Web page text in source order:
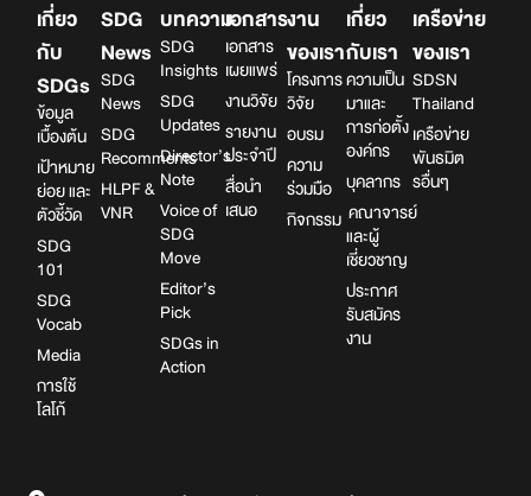
เกี่ยว
กับ
SDGs
ข้อมูล
เบื้องต้น
เป้าหมาย
ย่อย และ
ตัวชี้วัด
SDG
101
SDG
Vocab
Media
การใช้
โลโก้
SDG
News
SDG
News
SDG
Recomments
HLPF &
VNR
บทความ
SDG
Insights
SDG
Updates
Director’s
Note
Voice of
SDG
Move
Editor’s
Pick
SDGs in
Action
เอกสาร
เอกสาร
เผยแพร่
งานวิจัย
รายงาน
ประจำปี
สื่อนำ
เสนอ
งาน
ของเรา
โครงการ
วิจัย
อบรม
ความ
ร่วมมือ
กิจกรรม
เกี่ยว
กับเรา
ความเป็น
มาและ
การก่อตั้ง
องค์กร
บุคลากร
คณาจารย์
และผู้
เชี่ยวชาญ
ประกาศ
รับสมัคร
งาน
เครือข่าย
ของเรา
SDSN
Thailand
เครือข่าย
พันธมิต
รอื่นๆ